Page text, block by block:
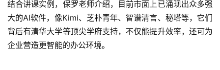
结合讲课实例，保罗老师介绍，目前市面上已涌现出众多强
大的AI软件，像Kimi、芝朴青年、智谱清言、秘塔等，它们
背后有清华大学等顶尖学府支持，不仅能提升效率，还可为
企业营造更智能的办公环境。